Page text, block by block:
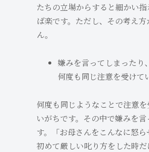
たちの立場からすると細かい
ば楽です。ただし、その考え
ん。
嫌みを言ってしまったり
何度も同じ注意を受けて
何度も同じようなことで注意
いがちです。その中で嫌みを
す。「お母さんをこんなに怒
初めて厳しい叱り方をした時